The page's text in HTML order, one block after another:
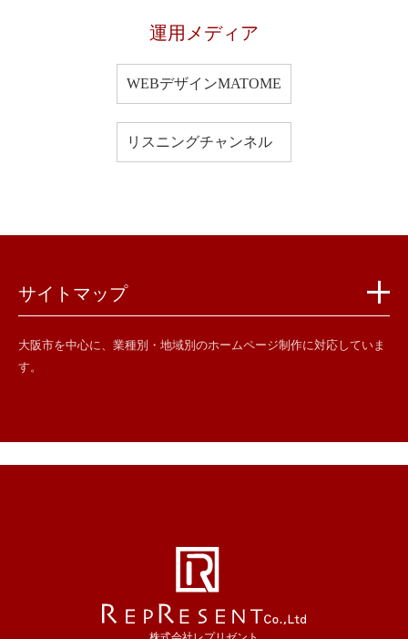
運用メディア
WEBデザインMATOME
リスニングチャンネル
サイトマップ
大阪市を中心に、業種別・地域別のホームページ制作に対応していま
す。